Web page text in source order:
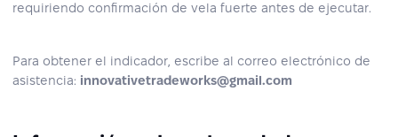
requiriendo confirmación de vela fuerte antes de ejecutar.
Para obtener el indicador, escribe al correo electrónico de
asistencia: innovativetradeworks@gmail.com